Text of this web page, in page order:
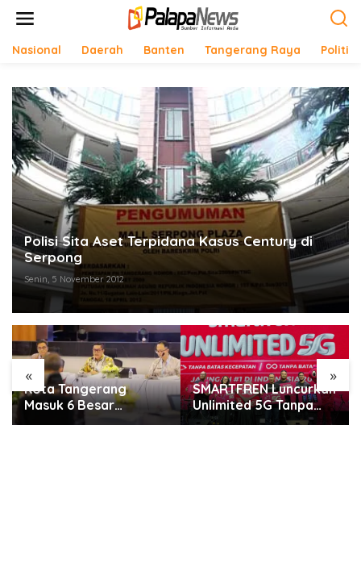
Nasional Daerah Banten Tangerang Raya Politik
Polisi Sita Aset Terpidana Kasus Century di
Serpong
Senin, 5 November 2012
« »
SMARTFREN Luncurkan
Unlimited 5G Tanpa
Batas di Semarang
Rayakan Semarak
Kemerdekaan, GWK
Cultural Park Gelar